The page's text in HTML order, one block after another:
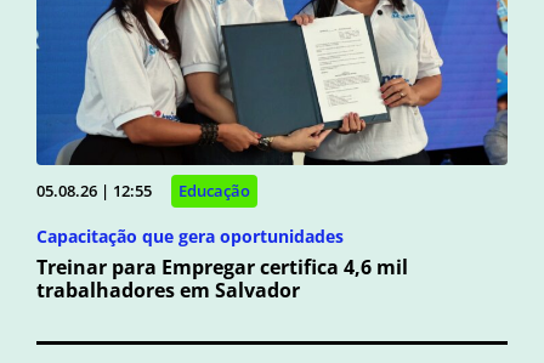
05.08.26 | 12:55 Educação
Capacitação que gera oportunidades
Treinar para Empregar certifica 4,6 mil
trabalhadores em Salvador